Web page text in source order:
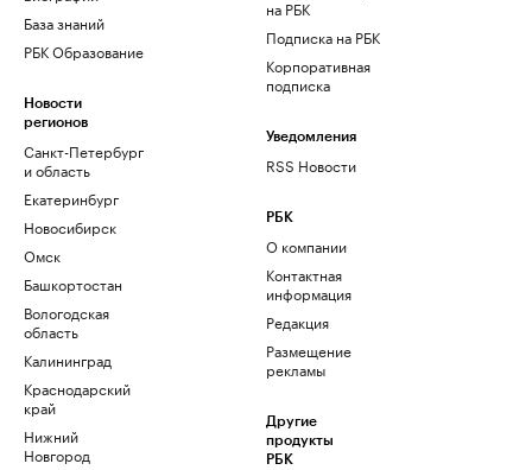
База знаний
РБК Образование
Новости
регионов
Санкт-Петербург
и область
Екатеринбург
Новосибирск
Омск
Башкортостан
Вологодская
область
Калининград
Краснодарский
край
Нижний
Новгород
на РБК
Подписка на РБК
Корпоративная
подписка
Уведомления
RSS Новости
РБК
О компании
Контактная
информация
Редакция
Размещение
рекламы
Другие
продукты
РБК